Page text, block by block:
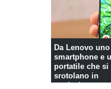
Da Lenovo uno
smartphone e
portatile che si
srotolano in
verticale